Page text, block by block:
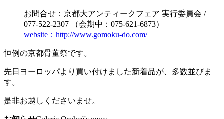
お問合せ：京都大アンティークフェア 実行委員会 /
077-522-2307 （会期中：075-621-6873）
website：http://www.gomoku-do.com/
恒例の京都骨董祭です。
先日ヨーロッパより買い付けました新着品が、多数並びま
す。
是非お越しくださいませ。